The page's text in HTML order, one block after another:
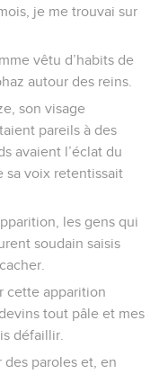
je me trouvai sur
vêtu d’habits de
autour des reins.
son visage
pareils à des
avaient l’éclat du
sa voix retentissait
les gens qui
soudain saisis
cette apparition
tout pâle et mes
défaillir.
des paroles et, en